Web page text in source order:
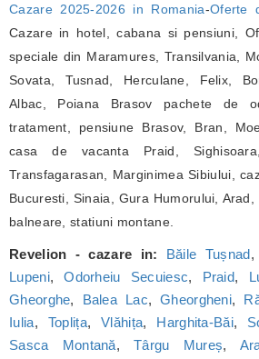
Cazare 2025-2026 in Romania-Oferte
Cazare in hotel, cabana si pensiuni,
speciale din Maramures, Transilvania,
Sovata, Tusnad, Herculane, Felix,
Albac, Poiana Brasov pachete de
tratament, pensiune Brasov, Bran,
casa de vacanta Praid,
Transfagarasan, Marginimea Sibiului,
Bucuresti, Sinaia, Gura Humorului,
balneare, statiuni montane.
Revelion - cazare in: Băile Tușnad
Lupeni,Odorheiu Secuiesc, Praid,
Gheorghe, Balea Lac,Gheorgheni,
Iulia, Toplița,Vlăhița, Harghita-Băi,
Sasca Montană,Târgu Mureș,